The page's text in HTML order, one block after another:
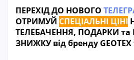
ПЕРЕХІД ДО НОВОГО
ОТРИМУЙ СПЕЦІАЛЬНІ ЦІНІ
ТЕЛЕБАЧЕННЯ, ПОДАРКИ
ЗНИЖКУ від бренду GEOTEX